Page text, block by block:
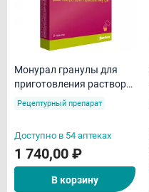
Монурал гранулы для
приготовления раствора
для приема внутрь 3 г N2
Рецептурный препарат
Доступно в 54 аптеках
1 740,00 ₽
В корзину